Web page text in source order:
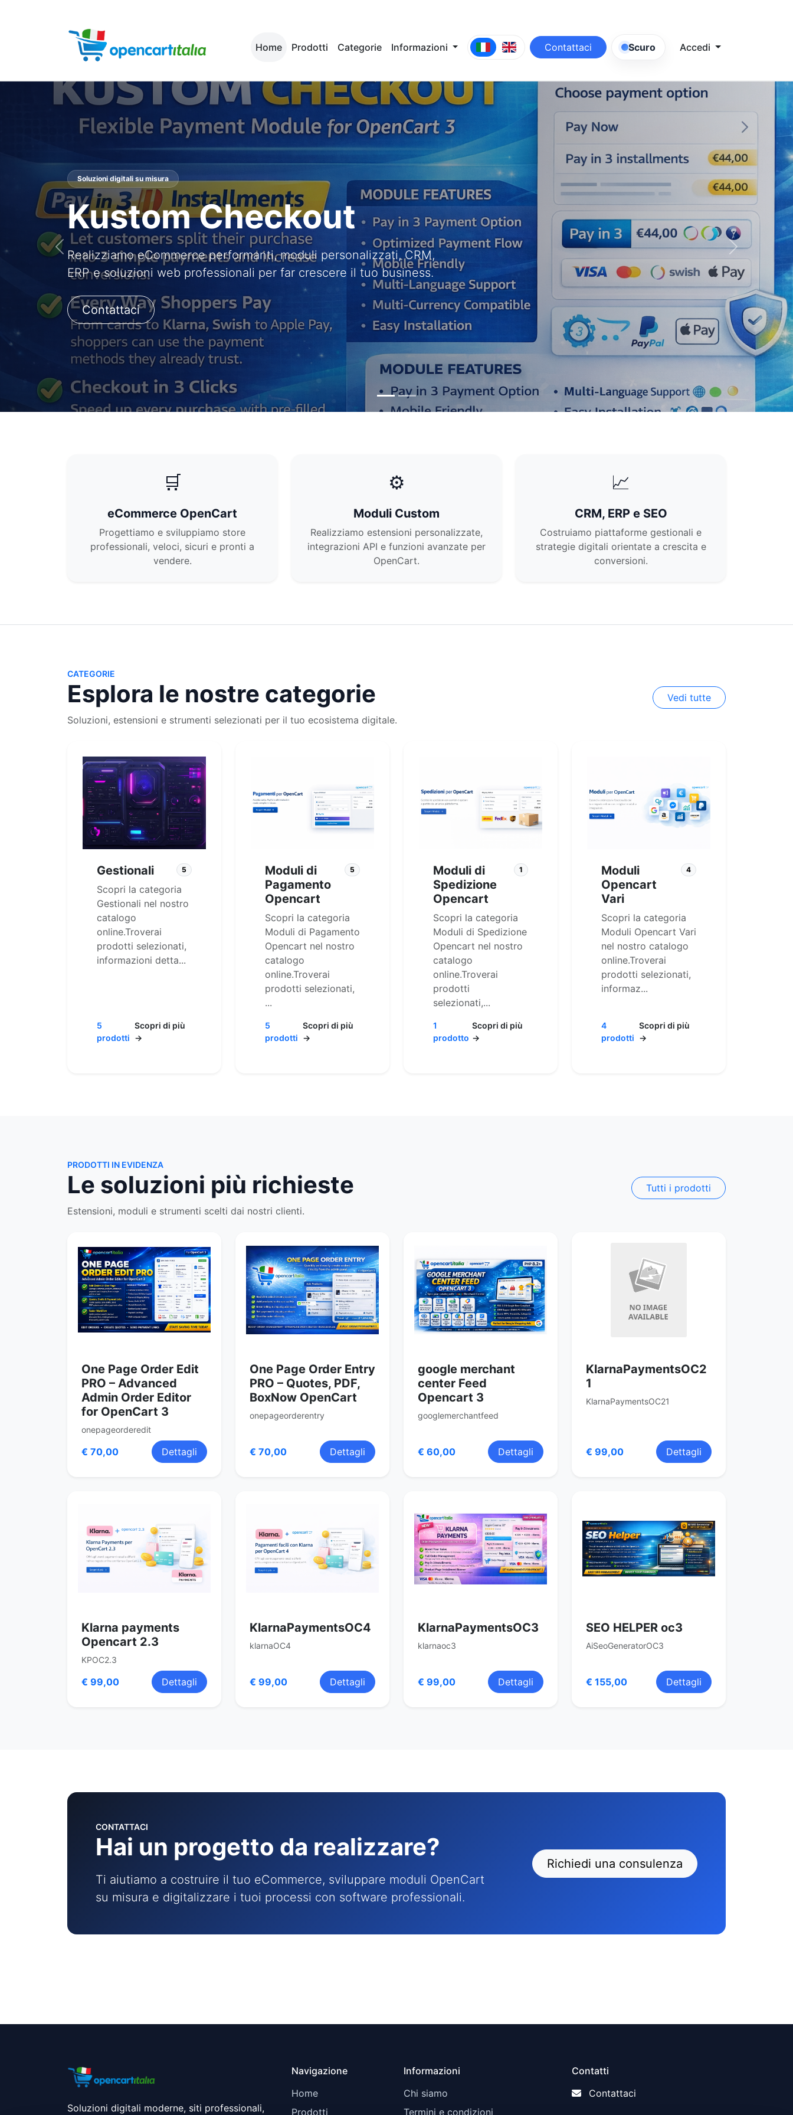
Home Prodotti Categorie Informazioni Contattaci Scuro Accedi
Soluzioni digitali su misura
Gestione Condominio
Realizziamo eCommerce performanti, moduli personalizzati, CRM,
ERP e soluzioni web professionali per far crescere il tuo business.
Contattaci
Precedente Successivo
🛒
eCommerce OpenCart
Progettiamo e sviluppiamo store
professionali, veloci, sicuri e pronti a
vendere.
⚙️
Moduli Custom
Realizziamo estensioni personalizzate,
integrazioni API e funzioni avanzate per
OpenCart.
📈
CRM, ERP e SEO
Costruiamo piattaforme gestionali e
strategie digitali orientate a crescita e
conversioni.
CATEGORIE
Esplora le nostre categorie
Soluzioni, estensioni e strumenti selezionati per il tuo ecosistema digitale.
Vedi tutte
Gestionali 5
Scopri la categoria
Gestionali nel nostro
catalogo
online.Troverai
prodotti selezionati,
informazioni detta...
5
prodotti
Scopri di più
→
Moduli di
Pagamento
Opencart
5
Scopri la categoria
Moduli di Pagamento
Opencart nel nostro
catalogo
online.Troverai
prodotti selezionati,
...
5
prodotti
Scopri di più
→
Moduli di
Spedizione
Opencart
1
Scopri la categoria
Moduli di Spedizione
Opencart nel nostro
catalogo
online.Troverai
prodotti
selezionati,...
1
prodotto
Scopri di più
→
Moduli
Opencart
Vari
4
Scopri la categoria
Moduli Opencart Vari
nel nostro catalogo
online.Troverai
prodotti selezionati,
informaz...
4
prodotti
Scopri di più
→
PRODOTTI IN EVIDENZA
Le soluzioni più richieste
Estensioni, moduli e strumenti scelti dai nostri clienti.
Tutti i prodotti
One Page Order Edit
PRO – Advanced
Admin Order Editor
for OpenCart 3
onepageorderedit
€ 70,00 Dettagli
One Page Order Entry
PRO – Quotes, PDF,
BoxNow OpenCart
onepageorderentry
€ 70,00 Dettagli
google merchant
center Feed
Opencart 3
googlemerchantfeed
€ 60,00 Dettagli
KlarnaPaymentsOC2
1
KlarnaPaymentsOC21
€ 99,00 Dettagli
Klarna payments
Opencart 2.3
KPOC2.3
€ 99,00 Dettagli
KlarnaPaymentsOC4
klarnaOC4
€ 99,00 Dettagli
KlarnaPaymentsOC3
klarnaoc3
€ 99,00 Dettagli
SEO HELPER oc3
AiSeoGeneratorOC3
€ 155,00 Dettagli
CONTATTACI
Hai un progetto da realizzare?
Ti aiutiamo a costruire il tuo eCommerce, sviluppare moduli OpenCart
su misura e digitalizzare i tuoi processi con software professionali.
Richiedi una consulenza
Soluzioni digitali moderne, siti professionali,
Navigazione
Home
Prodotti
Informazioni
Chi siamo
Termini e condizioni
Contatti
Contattaci